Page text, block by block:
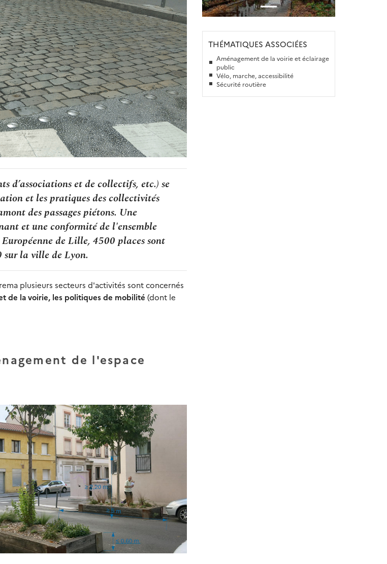
d’associations et de collectifs, etc.) se
et les pratiques des collectivités
des passages piétons. Une
et une conformité de l'ensemble
de Lille, 4500 places sont
sur la ville de Lyon.
plusieurs secteurs d'activités sont concernés
de la voirie, les politiques de mobilité (dont le
de l'espace
THÉMATIQUES ASSOCIÉES
Aménagement de la voirie et éclairage
public
Vélo, marche, accessibilité
Sécurité routière